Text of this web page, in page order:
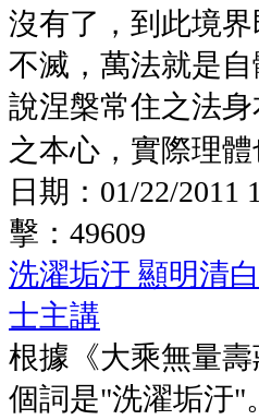
沒有了，到此境
不滅，萬法就是
說涅槃常住之法
之本心，實際理體
日期： 01/22/2011
擊： 49609
洗濯垢汙 顯明清
士主講
根據《大乘無量
個詞是"洗濯垢汙"